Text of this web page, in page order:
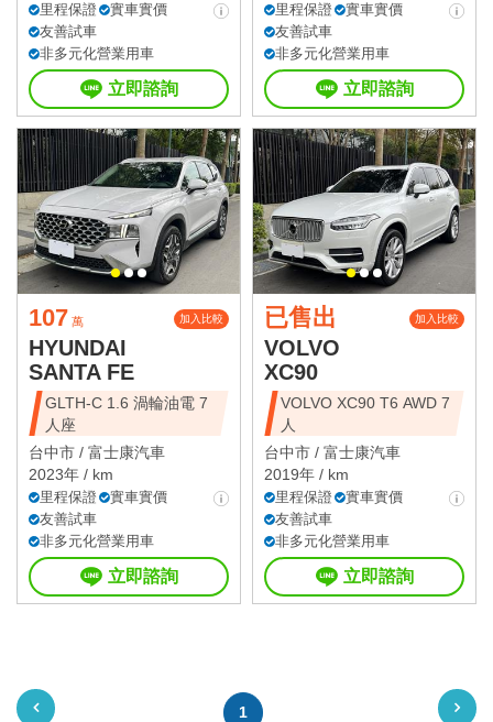
里程保證
實車實價
友善試車
非多元化營業用車
立即諮詢
里程保證
實車實價
友善試車
非多元化營業用車
立即諮詢
107 萬 加入比較
HYUNDAI
SANTA FE
GLTH-C 1.6 渦輪油電 7
人座
台中市 / 富士康汽車
2023年 / km
里程保證
實車實價
友善試車
非多元化營業用車
立即諮詢
已售出 加入比較
VOLVO
XC90
VOLVO XC90 T6 AWD 7
人
台中市 / 富士康汽車
2019年 / km
里程保證
實車實價
友善試車
非多元化營業用車
立即諮詢
1